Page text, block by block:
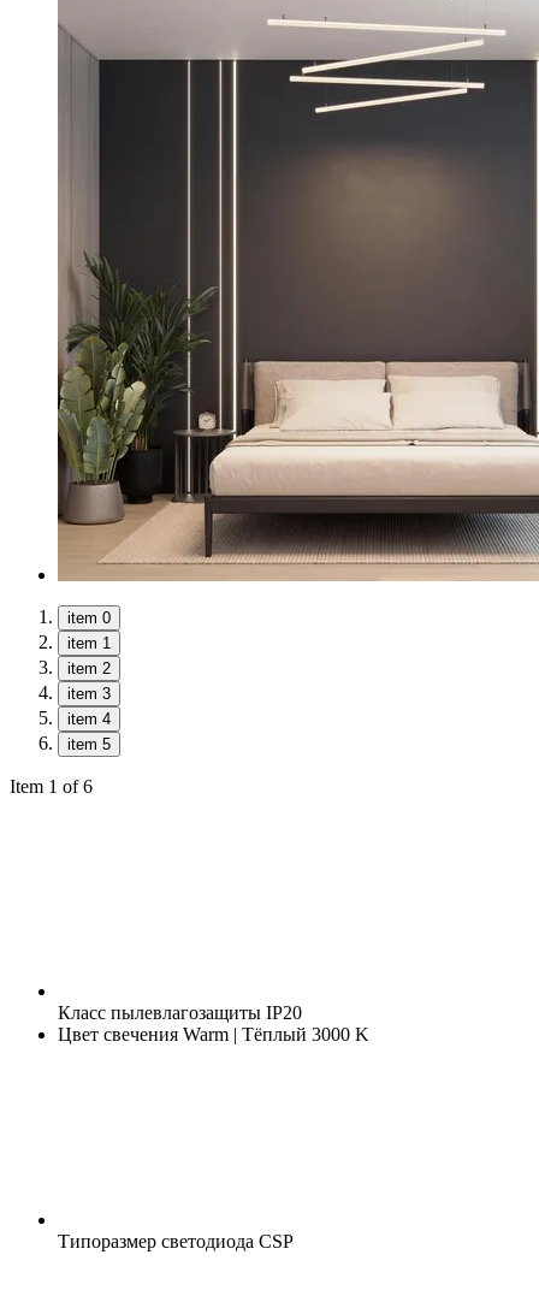
item 0
item 1
item 2
item 3
item 4
item 5
Item 1 of 6
Класс пылевлагозащиты IP20
Цвет свечения Warm | Тёплый 3000 K
Типоразмер светодиода CSP